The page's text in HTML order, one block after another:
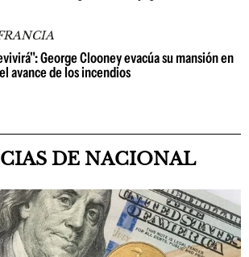
George Clooney evacúa su mansión en
avance de los incendios
DE NACIONAL